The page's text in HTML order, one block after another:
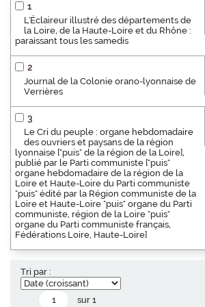
1
L'Éclaireur illustré des départements de
la Loire, de la Haute-Loire et du Rhône :
paraissant tous les samedis
2
Journal de la Colonie orano-lyonnaise de
Verrières
3
Le Cri du peuple : organe hebdomadaire
des ouvriers et paysans de la région
lyonnaise ["puis" de la région de la Loire],
publié par le Parti communiste ["puis"
organe hebdomadaire de la région de la
Loire et Haute-Loire du Parti communiste
"puis" édité par la Région communiste de la
Loire et Haute-Loire "puis" organe du Parti
communiste, région de la Loire "puis"
organe du Parti communiste français,
Fédérations Loire, Haute-Loire]
Tri par :
sur 1